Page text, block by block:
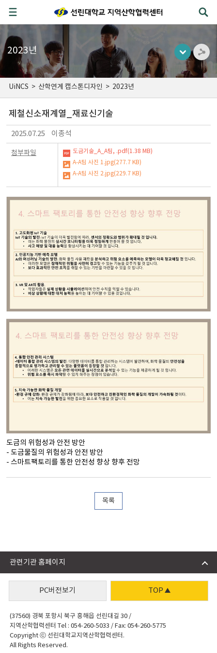
2023년
UiNCS > 산학연계 캡스톤디자인 > 2023년
제철신소재계열_재료신기술
2025.07.25 이종석
첨부파일
도금기술_A_A팀, .pdf(1.38 MB)
A-A팀 사진 1.jpg(277.7 KB)
A-A팀 사진 2.jpg(229.7 KB)
도금의 위험성과 안전 방안
- 도금물질의 위험성과 안전 방안
- 스마트팩토리를 통한 안전성 향상 향후 전망
목록
관련기관 홈페이지
PC버전보기 TOP
(37560) 경북 포항시 북구 흥해읍 선린대길 30 /
지역산학협력센터 Tel : 054-260-5033 / Fax: 054-260-5775
Copyright ⓒ 선린대학교지역산학협력센터.
All Rights Reserved.